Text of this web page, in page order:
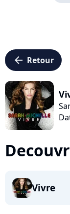
arrow_left Retour
Vivre